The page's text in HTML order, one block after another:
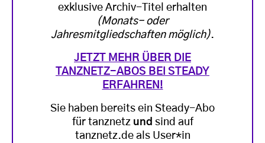
exklusive Archiv-Titel erhalten
(Monats- oder
Jahresmitgliedschaften möglich).
JETZT MEHR ÜBER DIE
TANZNETZ-ABOS BEI STEADY
ERFAHREN!
Sie haben bereits ein Steady-Abo
für tanznetz und sind auf
tanznetz.de als User*in